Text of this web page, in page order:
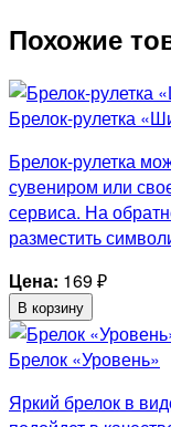
Похожие
Брелок-рулетка
Брелок-рулетка
сувениром или
сервиса. На
разместить
Цена: 169₽
В корзину
Брелок «Уровень»
Яркий брелок в